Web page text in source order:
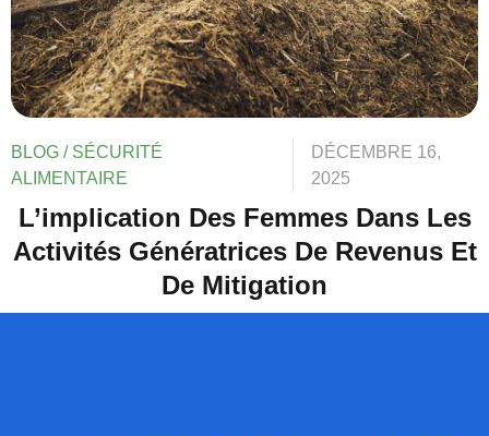
BLOG / SÉCURITÉ
ALIMENTAIRE
DÉCEMBRE 16,
2025
L’implication Des Femmes Dans Les
Activités Génératrices De Revenus Et
De Mitigation